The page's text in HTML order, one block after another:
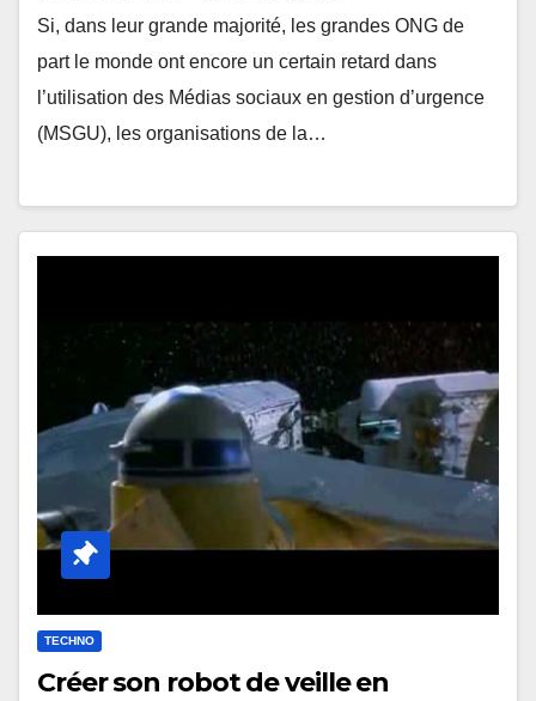
Si, dans leur grande majorité, les grandes ONG de
part le monde ont encore un certain retard dans
l’utilisation des Médias sociaux en gestion d’urgence
(MSGU), les organisations de la…
TECHNO
Créer son robot de veille en